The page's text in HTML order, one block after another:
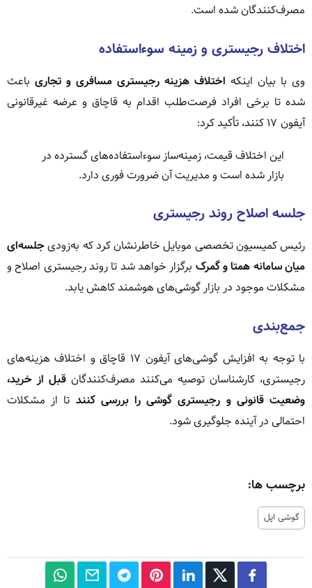
مصرف‌کنندگان شده است.
اختلاف رجیستری و زمینه سوءاستفاده
وی با بیان اینکه اختلاف هزینه رجیستری مسافری و تجاری باعث
شده تا برخی افراد فرصت‌طلب اقدام به قاچاق و عرضه غیرقانونی
آیفون ۱۷ کنند، تأکید کرد:
این اختلاف قیمت، زمینه‌ساز سوءاستفاده‌های گسترده در
بازار شده است و مدیریت آن ضرورت فوری دارد.
جلسه اصلاح روند رجیستری
رئیس کمیسیون تخصصی موبایل خاطرنشان کرد که به‌زودیجلسه‌ای
میان سامانه همتا و گمرک برگزار خواهد شد تا روند رجیستری اصلاح و
مشکلات موجود در بازار گوشی‌های هوشمند کاهش یابد.
جمع‌بندی
با توجه به افزایش گوشی‌های آیفون ۱۷ قاچاق و اختلاف هزینه‌های
رجیستری، کارشناسان توصیه می‌کنند مصرف‌کنندگان قبل از خرید،
وضعیت قانونی و رجیستری گوشی را بررسی کنند تا از مشکلات
احتمالی در آینده جلوگیری شود.
برچسب ها:
گوشی اپل